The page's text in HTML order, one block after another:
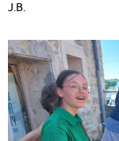
J.B.